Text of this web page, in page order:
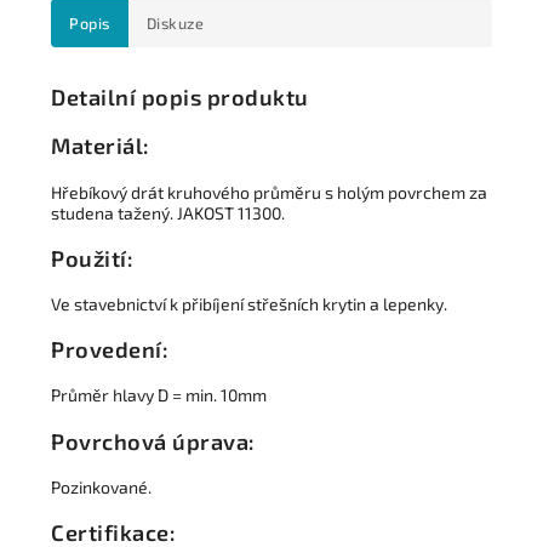
Popis Diskuze
Detailní popis produktu
Materiál:
Hřebíkový drát kruhového průměru s holým povrchem za
studena tažený. JAKOST 11300.
Použití:
Ve stavebnictví k přibíjení střešních krytin a lepenky.
Provedení:
Průměr hlavy D = min. 10mm
Povrchová úprava:
Pozinkované.
Certifikace: